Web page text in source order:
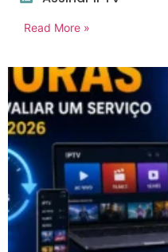
Read More »